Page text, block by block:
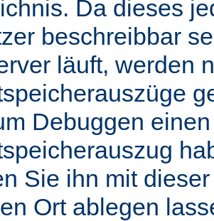
Da dieses
beschreibbar
läuft, werden
Debuggen einen
Sie ihn mit
Ort ablegen